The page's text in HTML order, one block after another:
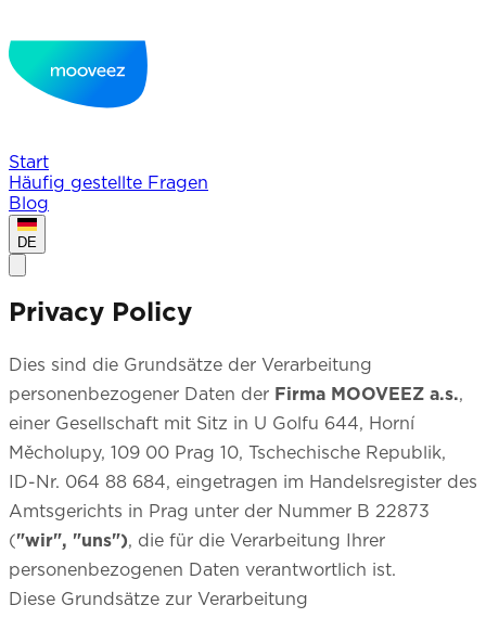
Start
Häufig gestellte Fragen
Blog
DE
Privacy Policy
Dies sind die Grundsätze der Verarbeitung
personenbezogener Daten der Firma MOOVEEZ a.s.,
einer Gesellschaft mit Sitz in U Golfu 644, Horní
Měcholupy, 109 00 Prag 10, Tschechische Republik,
ID-Nr. 064 88 684, eingetragen im Handelsregister des
Amtsgerichts in Prag unter der Nummer B 22873
("wir", "uns"), die für die Verarbeitung Ihrer
personenbezogenen Daten verantwortlich ist.
Diese Grundsätze zur Verarbeitung